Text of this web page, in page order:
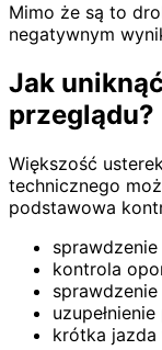
Mimo że są to
negatywnym
Jak
przeglądu?
Większość
technicznego
podstawowa
kontrola
uzupełnienie
krótka jazda